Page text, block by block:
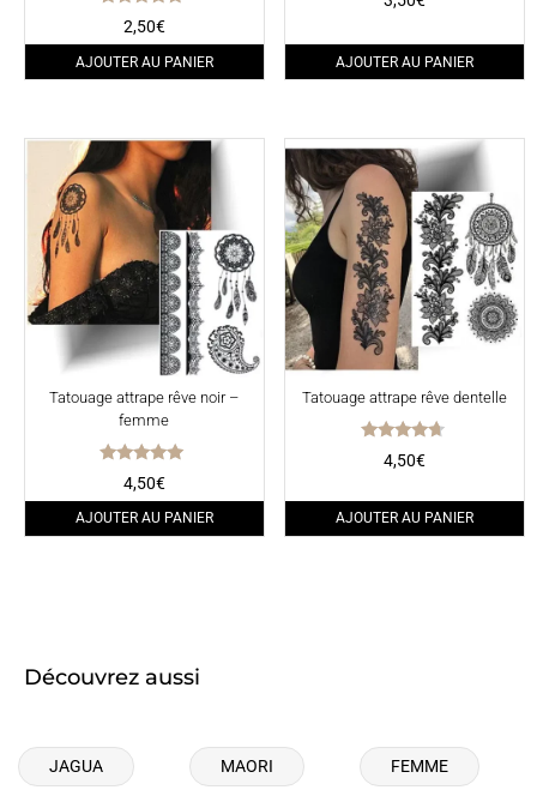
Note
5.00
sur 5
2,50€
AJOUTER AU PANIER AJOUTER AU PANIER
Tatouage attrape rêve noir –
femme
Note
5.00
sur 5
4,50€
AJOUTER AU PANIER
Tatouage attrape rêve dentelle
Note
4.50
4,50€
AJOUTER AU PANIER
Découvrez aussi
JAGUA MAORI FEMME